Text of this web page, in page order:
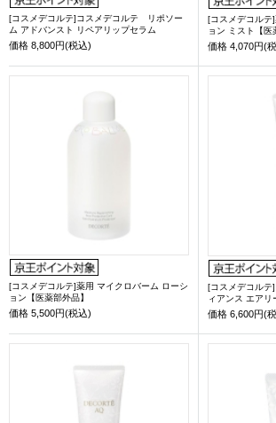
[コスメデコルテ]コスメデコルテ リポソー
ム アドバンスト リペアリップセラム
価格 8,800円(税込)
[コスメデコルテ
ョン ミスト【医
価格 4,070円(
[コスメデコルテ]薬用 マイクロバーム ローシ
ョン【医薬部外品】
価格 5,500円(税込)
[コスメデコル
ィアンス エアリ
価格 6,600円(